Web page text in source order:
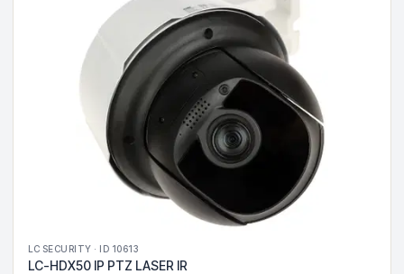
LC SECURITY · ID 10613
LC-HDX50 IP PTZ LASER IR